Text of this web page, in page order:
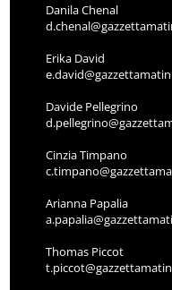
Danila Chenal
Erika David
Davide Pellegrino
Cinzia Timpano
Arianna Papalia
Thomas Piccot